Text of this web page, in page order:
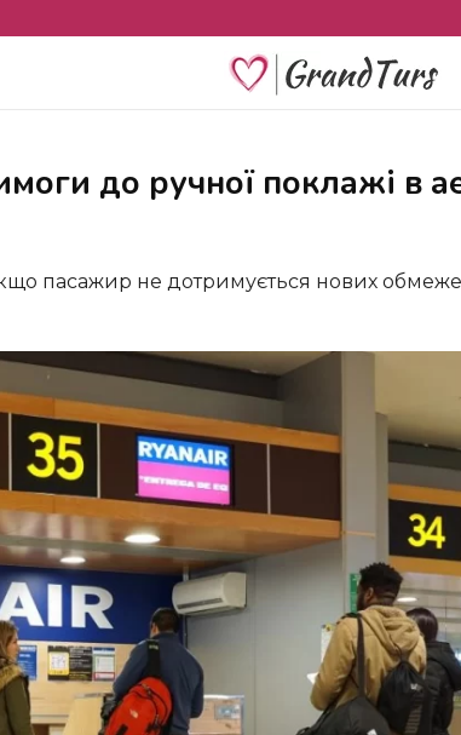
до ручної поклажі в